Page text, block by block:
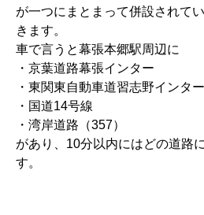
が一つにまとまって併設されて
きます。
車で言うと幕張本郷駅周辺に
・京葉道路幕張インター
・東関東自動車道習志野インター
・国道14号線
・湾岸道路（357）
があり、10分以内にはどの道路
す。